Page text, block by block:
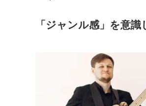
「ジャンル感」を意